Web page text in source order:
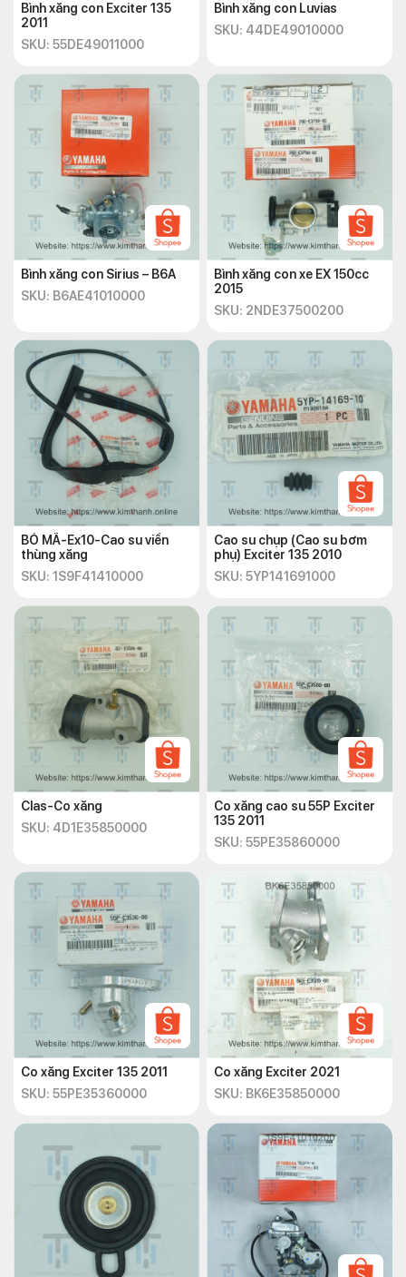
Bình xăng con Exciter 135
2011
SKU: 55DE49011000
Bình xăng con Luvias
SKU: 44DE49010000
Bình xăng con Sirius – B6A
SKU: B6AE41010000
Bình xăng con xe EX 150cc
2015
SKU: 2NDE37500200
BỎ MÃ-Ex10-Cao su viền
thùng xăng
SKU: 1S9F41410000
Cao su chụp (Cao su bơm
phụ) Exciter 135 2010
SKU: 5YP141691000
Clas-Co xăng
SKU: 4D1E35850000
Co xăng cao su 55P Exciter
135 2011
SKU: 55PE35860000
Co xăng Exciter 135 2011
SKU: 55PE35360000
Co xăng Exciter 2021
SKU: BK6E35850000